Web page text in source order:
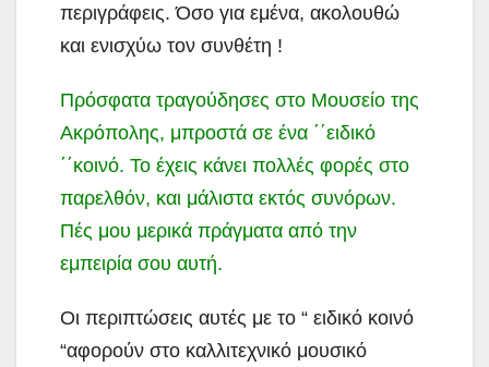
περιγράφεις. Όσο για εμένα, ακολουθώ
και ενισχύω τον συνθέτη !
Πρόσφατα τραγούδησες στο Μουσείο της
Ακρόπολης, μπροστά σε ένα ΄΄ειδικό
΄΄κοινό. Το έχεις κάνει πολλές φορές στο
παρελθόν, και μάλιστα εκτός συνόρων.
Πές μου μερικά πράγματα από την
εμπειρία σου αυτή.
Οι περιπτώσεις αυτές με το “ ειδικό κοινό
“αφορούν στο καλλιτεχνικό μουσικό